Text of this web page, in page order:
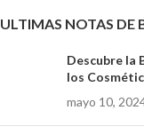
ULTIMAS NOTAS DE
Descubre la
los
mayo 10,